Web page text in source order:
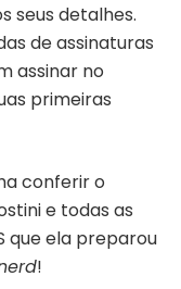
seus detalhes.
de assinaturas
assinar no
primeiras
conferir o
e todas as
ela preparou
!